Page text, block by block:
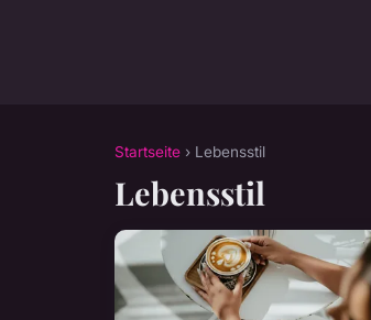
Startseite › Lebensstil
Lebensstil